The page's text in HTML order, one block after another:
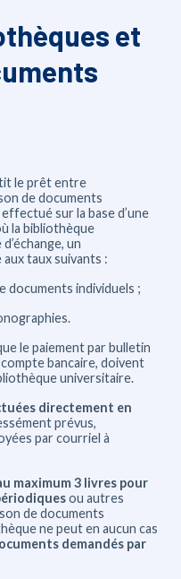
et
le prêt entre
de documents
sur la base d’une
la bibliothèque
un
taux suivants :
documents individuels ;
le paiement par bulletin
bancaire, doivent
universitaire.
directement en
prévus,
par courriel à
maximum 3 livres pour
ou autres
de documents
ne peut en aucun cas
demandés par